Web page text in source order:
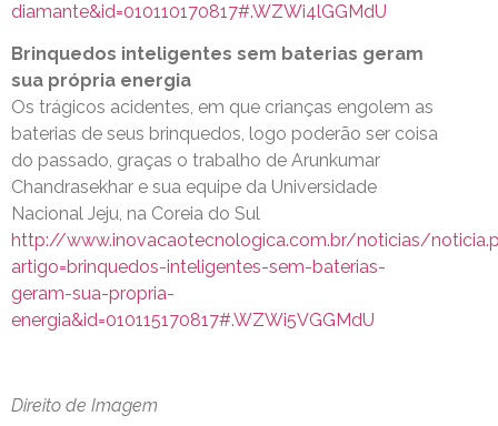
diamante&id=010110170817#.WZWi4lGGMdU
Brinquedos inteligentes sem baterias geram
sua própria energia
Os trágicos acidentes, em que crianças engolem as
baterias de seus brinquedos, logo poderão ser coisa
do passado, graças o trabalho de Arunkumar
Chandrasekhar e sua equipe da Universidade
Nacional Jeju, na Coreia do Sul
http://www.inovacaotecnologica.com.br/noticias/
artigo=brinquedos-inteligentes-sem-baterias-
geram-sua-propria-
energia&id=010115170817#.WZWi5VGGMdU
Direito de Imagem